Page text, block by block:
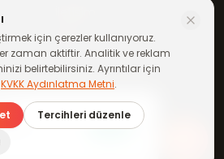
Blog
· Türkiye'de ile yapıldı
mağazalar aktif
için çerezler kullanıyoruz.
zaman aktiftir. Analitik ve reklam
belirtebilirsiniz. Ayrıntılar için
KVKK Aydınlatma Metni.
Tercihleri düzenle
ücretsiz
Katıl